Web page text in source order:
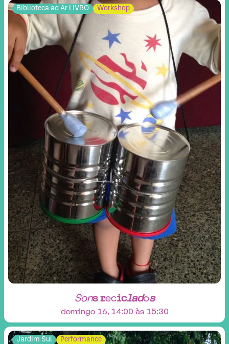
Biblioteca ao Ar LIVRO Workshop
Sons reciclados
domingo 16, 14:00 às 15:30
Jardim Sul Performance